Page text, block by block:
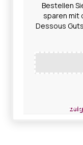
Bestellen
sparen mit
Dessous